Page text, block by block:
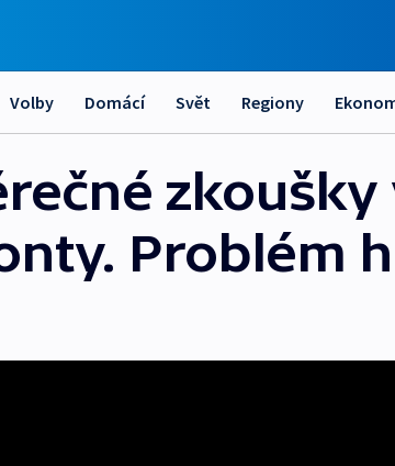
Volby Domácí Svět Regiony
Problém